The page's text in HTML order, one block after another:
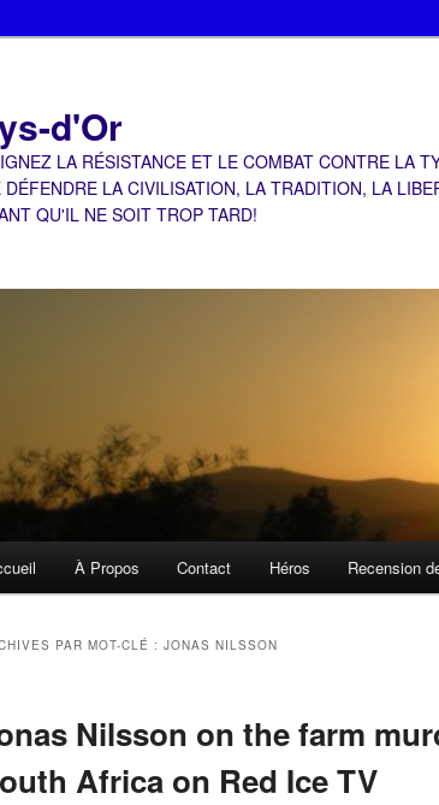
d'Or
LA RÉSISTANCE ET LE COMBAT CONTRE LA
DÉFENDRE LA CIVILISATION, LA TRADITION, LA
QU'IL NE SOIT TROP TARD!
À Propos Contact Héros Recension
PAR MOT-CLÉ : JONAS NILSSON
Nilsson on the farm
Africa on Red Ice TV